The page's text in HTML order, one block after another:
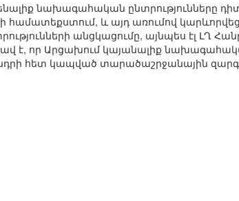
նախագահական ընտրությունները
և այդ առումով
անցկացումը, այնպես էլ ԼՂ
է, որ Արցախում կայանալիք
հետ կապված տարածաշրջանային